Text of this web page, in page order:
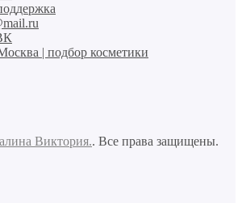
| подбор косметики
Виктория.. Все права защищены.